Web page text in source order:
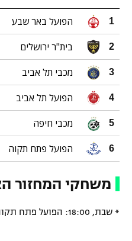
1 הפועל באר שבע
2 בית"ר ירושלים
3 מכבי תל אביב
4 הפועל תל אביב
5 מכבי חיפה
6 הפועל פתח תקוה
משחקי המחזור
* שבת, 18:00: הפועל פתח תקוה – מכבי תל אביב (ספורט4)